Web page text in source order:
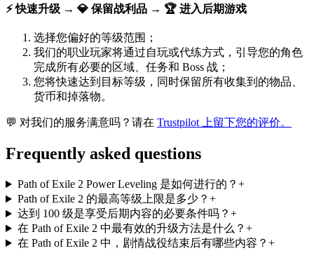
⚡ 快速升级 → 💎 保留战利品 → 🏆 进入后期游戏
选择您偏好的等级范围；
我们的职业玩家将通过自玩或代练方式，引导您的角色
完成所有必要的区域、任务和 Boss 战；
您将快速达到目标等级，同时保留所有收集到的物品、
货币和掉落物。
💬 对我们的服务满意吗？请在 Trustpilot 上留下您的评价。
Frequently asked questions
Path of Exile 2 Power Leveling 是如何进行的？ +
Path of Exile 2 的最高等级上限是多少？ +
达到 100 级是享受后期内容的必要条件吗？ +
在 Path of Exile 2 中最有效的升级方法是什么？ +
在 Path of Exile 2 中，剧情战役结束后有哪些内容？ +